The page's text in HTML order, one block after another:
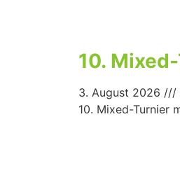
10.
3. August 2026
10. Mixed-Turnier